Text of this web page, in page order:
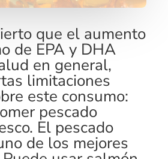
que el aumento
de EPA y DHA
en general,
limitaciones
este consumo:
pescado
El pescado
de los mejores